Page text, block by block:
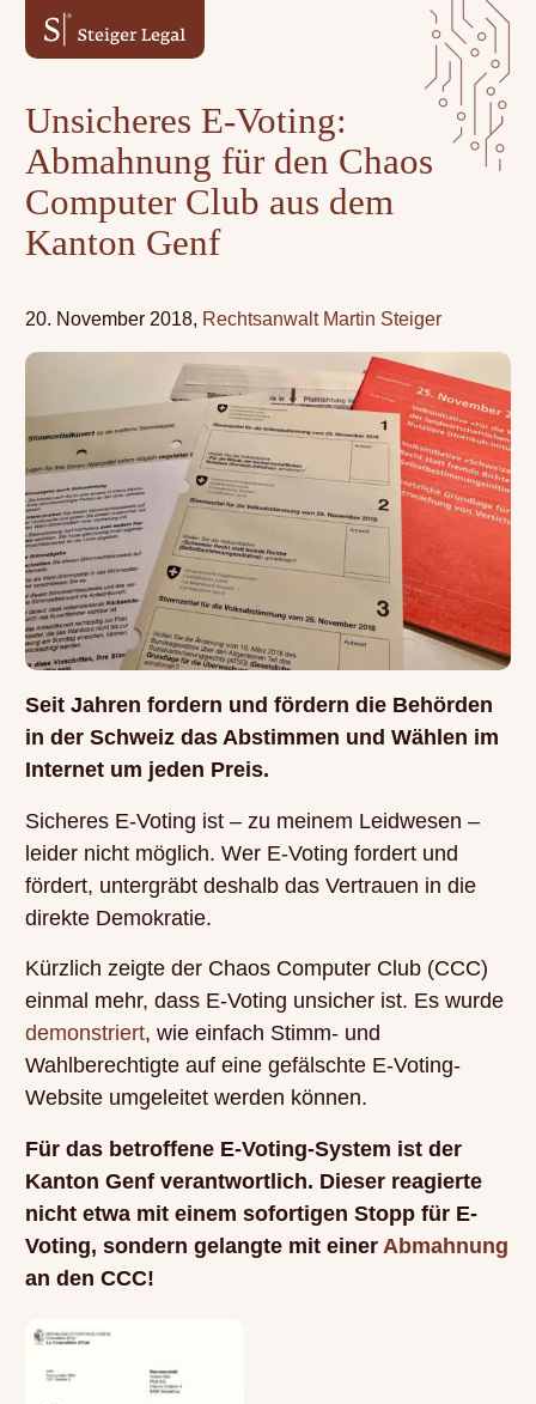
Inhalt
Hauptmenü
Unsicheres E-Voting:
Abmahnung für den Chaos
Computer Club aus dem
Kanton Genf
20. November 2018 Rechtsanwalt Martin Steiger
Seit Jahren fordern und fördern die Behörden
in der Schweiz das Abstimmen und Wählen im
Internet um jeden Preis.
Sicheres E-Voting ist – zu meinem Leidwesen –
leider nicht möglich. Wer E-Voting fordert und
fördert, untergräbt deshalb das Vertrauen in die
direkte Demokratie.
Kürzlich zeigte der Chaos Computer Club (CCC)
einmal mehr, dass E-Voting unsicher ist. Es wurde
demonstriert, wie einfach Stimm- und
Wahlberechtigte auf eine gefälschte E-Voting-
Website umgeleitet werden können.
Für das betroffene E-Voting-System ist der
Kanton Genf verantwortlich. Dieser reagierte
nicht etwa mit einem sofortigen Stopp für E-
Voting, sondern gelangte mit einer Abmahnung
an den CCC!